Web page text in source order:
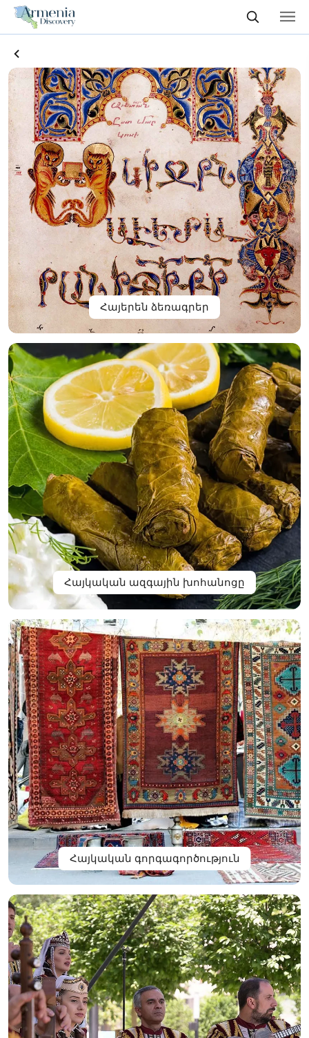
Հայերեն ձեռագրեր
Հայկական ազգային խոհանոցը
Հայկական գորգագործություն